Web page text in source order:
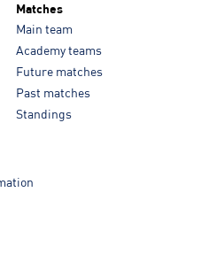
Matches
Main team
Academy teams
Future matches
Past matches
Standings